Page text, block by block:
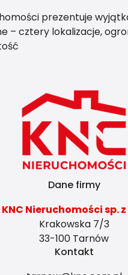
prezentuje
– cztery lokalizacje,
Dane firmy
KNC Nieruchomości sp. z
Krakowska 7/3
33-100 Tarnów
Kontakt